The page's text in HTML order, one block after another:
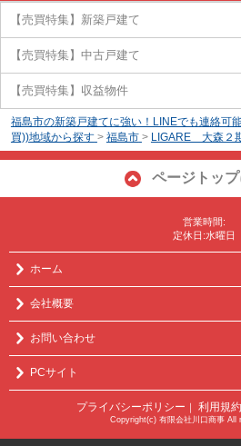
【売買特集】新築戸建て
【売買特集】中古戸建て
【売買特集】収益物件
福島市の新築戸建てに強い！LINEでも連絡可
買))地域から探す > 福島市 > LIGARE 大森２
ページトッ
営業時間:
定休日:水曜日
ホーム
会社概要
お問い合わせ
PCサイト
プライバシーポリシー ｜ 利用規約
Copyright(c) 有限会社川口商事 All